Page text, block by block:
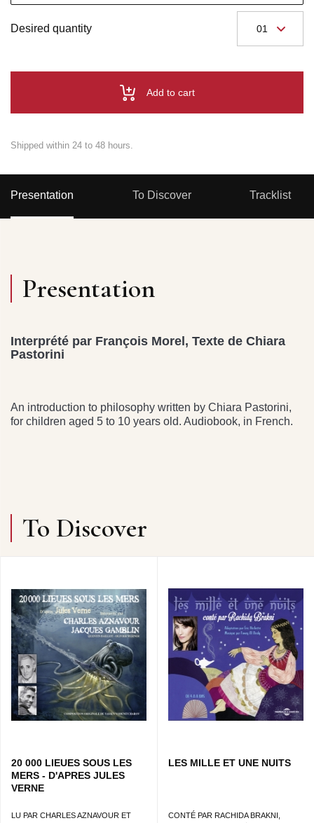
Desired quantity
Add to cart
Shipped within 24 to 48 hours.
Presentation To Discover Tracklist
Presentation
Interprété par François Morel, Texte de Chiara
Pastorini
An introduction to philosophy written by Chiara Pastorini,
for children aged 5 to 10 years old. Audiobook, in French.
To Discover
20 000 LIEUES SOUS LES
MERS - D'APRES JULES
VERNE
LU PAR CHARLES AZNAVOUR ET
LES MILLE ET UNE NUITS
CONTÉ PAR RACHIDA BRAKNI,